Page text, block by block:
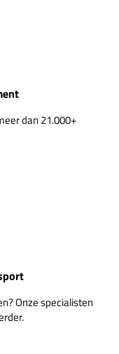
dan 21.000+
Onze specialisten